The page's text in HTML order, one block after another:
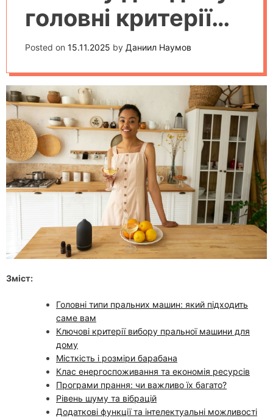
головні критерії
вибору у 2025
році
Posted on 15.11.2025 by Даниил Наумов
Зміст:
Головні типи пральних машин: який підходить
саме вам
Ключові критерії вибору пральної машини для
дому
Місткість і розміри барабана
Клас енергоспоживання та економія ресурсів
Програми прання: чи важливо їх багато?
Рівень шуму та вібрацій
Додаткові функції та інтелектуальні можливості